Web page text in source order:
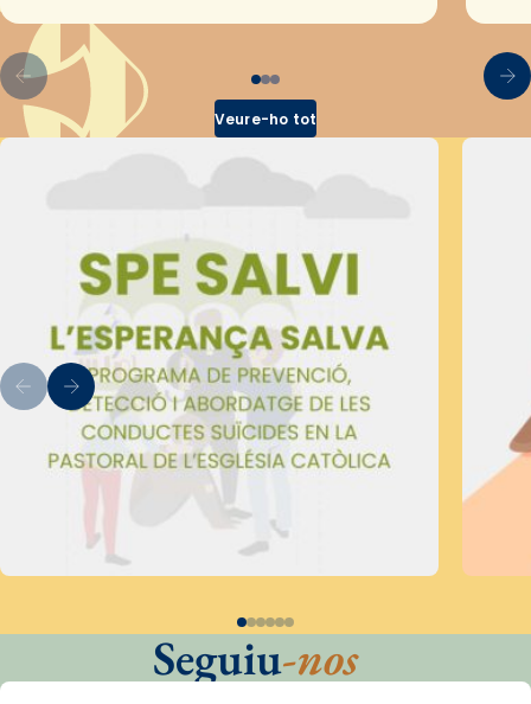
Veure-ho tot
Seguiu-nos